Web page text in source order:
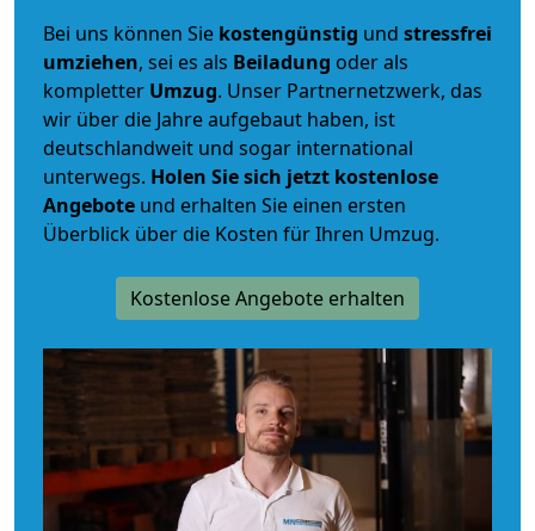
Bei uns können Sie kostengünstig und stressfrei
umziehen, sei es als Beiladung oder als
kompletter Umzug. Unser Partnernetzwerk, das
wir über die Jahre aufgebaut haben, ist
deutschlandweit und sogar international
unterwegs. Holen Sie sich jetzt kostenlose
Angebote und erhalten Sie einen ersten
Überblick über die Kosten für Ihren Umzug.
Kostenlose Angebote erhalten